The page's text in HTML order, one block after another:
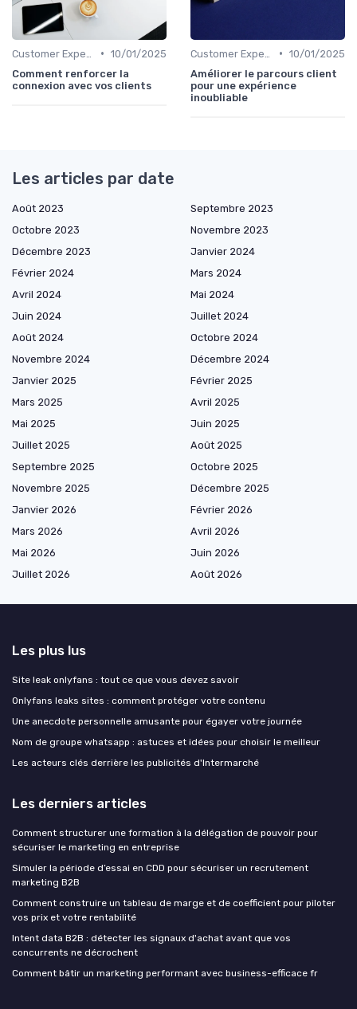
• 10/01/2025
Comment renforcer la
connexion avec vos clients
• 10/01/2025
Améliorer le parcours client
pour une expérience
inoubliable
Les articles par date
Août 2023
Septembre 2023
Octobre 2023
Novembre 2023
Décembre 2023
Janvier 2024
Février 2024
Mars 2024
Avril 2024
Mai 2024
Juin 2024
Juillet 2024
Août 2024
Octobre 2024
Novembre 2024
Décembre 2024
Janvier 2025
Février 2025
Mars 2025
Avril 2025
Mai 2025
Juin 2025
Juillet 2025
Août 2025
Septembre 2025
Octobre 2025
Novembre 2025
Décembre 2025
Janvier 2026
Février 2026
Mars 2026
Avril 2026
Mai 2026
Juin 2026
Juillet 2026
Août 2026
Les plus lus
Site leak onlyfans : tout ce que vous devez savoir
Onlyfans leaks sites : comment protéger votre contenu
Une anecdote personnelle amusante pour égayer votre journée
Nom de groupe whatsapp : astuces et idées pour choisir le meilleur
Les acteurs clés derrière les publicités d'Intermarché
Les derniers articles
Comment structurer une formation à la délégation de pouvoir pour
sécuriser le marketing en entreprise
Simuler la période d’essai en CDD pour sécuriser un recrutement
marketing B2B
Comment construire un tableau de marge et de coefficient pour piloter
vos prix et votre rentabilité
Intent data B2B : détecter les signaux d'achat avant que vos
concurrents ne décrochent
Comment bâtir un marketing performant avec business-efficace fr